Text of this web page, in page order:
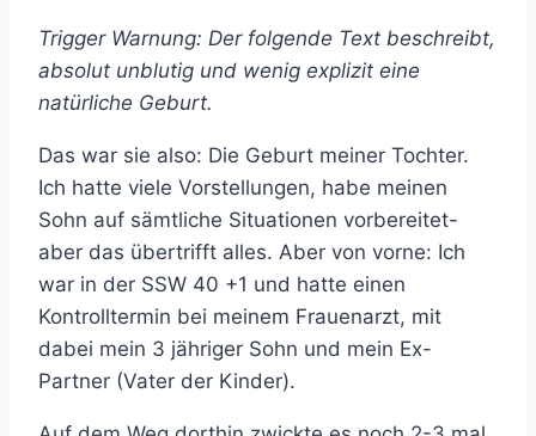
Trigger Warnung: Der folgende Text beschreibt,
absolut unblutig und wenig explizit eine
natürliche Geburt.
Das war sie also: Die Geburt meiner Tochter.
Ich hatte viele Vorstellungen, habe meinen
Sohn auf sämtliche Situationen vorbereitet-
aber das übertrifft alles. Aber von vorne: Ich
war in der SSW 40 +1 und hatte einen
Kontrolltermin bei meinem Frauenarzt, mit
dabei mein 3 jähriger Sohn und mein Ex-
Partner (Vater der Kinder).